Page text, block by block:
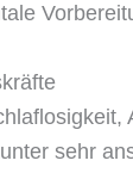
sehr